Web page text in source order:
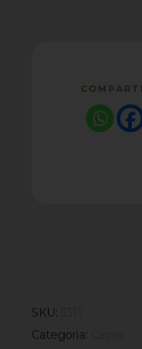
SKU:
Categoria: